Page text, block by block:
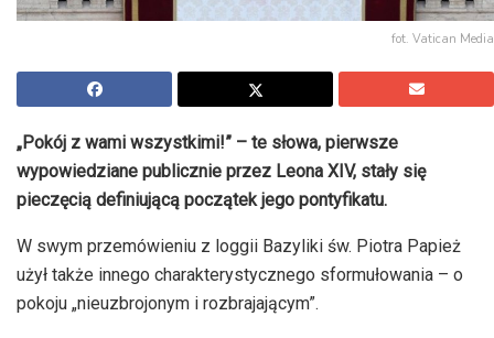
fot. Vatican Media
„Pokój z wami wszystkimi!” – te słowa, pierwsze
wypowiedziane publicznie przez Leona XIV, stały się
pieczęcią definiującą początek jego pontyfikatu.
W swym przemówieniu z loggii Bazyliki św. Piotra Papież
użył także innego charakterystycznego sformułowania – o
pokoju „nieuzbrojonym i rozbrajającym”.